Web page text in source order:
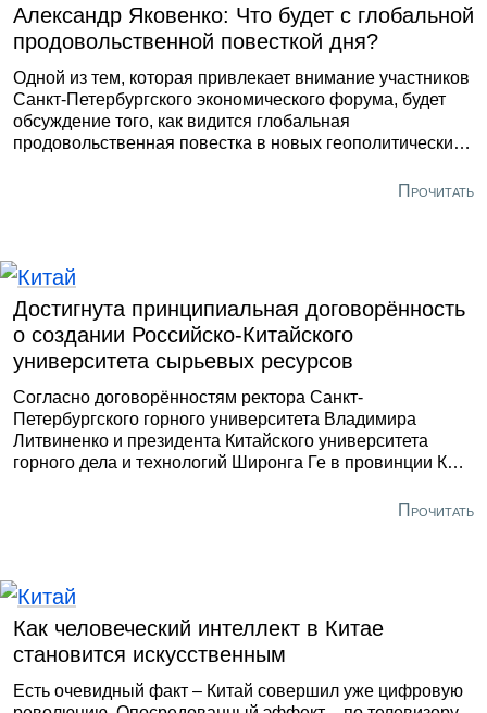
Александр Яковенко: Что будет с глобальной
продовольственной повесткой дня?
Одной из тем, которая привлекает внимание участников
Санкт-Петербургского экономического форума, будет
обсуждение того, как видится глобальная
продовольственная повестка в новых геополитических
рынках и рост числа голодающих в мире фиксируются
числе на топливо и удобрения.
Прочитать
Достигнута принципиальная договорённость
о создании Российско-Китайского
университета сырьевых ресурсов
Согласно договорённостям ректора Санкт-
Петербургского горного университета Владимира
Литвиненко и президента Китайского университета
горного дела и технологий Широнга Ге в провинции КНР
лет должны быть открыты два кампуса, где будетПрочитать
Как человеческий интеллект в Китае
становится искусственным
Есть очевидный факт – Китай совершил уже цифровую